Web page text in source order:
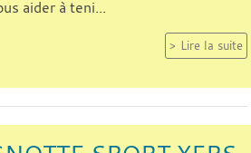
aider à teni...
Lire la suite